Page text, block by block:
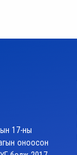
17-ны
оноосон